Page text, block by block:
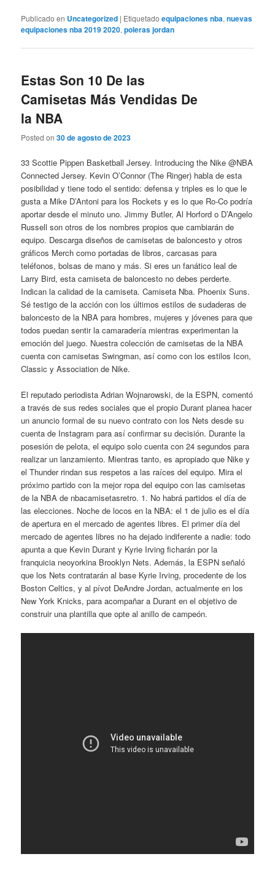
Publicado en Uncategorized | Etiquetado equipaciones nba,nuevas
equipaciones nba 2019 2020,poleras jordan
Estas Son 10 De las
Camisetas Más Vendidas De
la NBA
Posted on30 de agosto de 2023
33 Scottie Pippen Basketball Jersey. Introducing the Nike @NBA
Connected Jersey. Kevin O’Connor (The Ringer) habla de esta
posibilidad y tiene todo el sentido: defensa y triples es lo que le
gusta a Mike D’Antoni para los Rockets y es lo que Ro-Co podría
aportar desde el minuto uno. Jimmy Butler, Al Horford o D’Angelo
Russell son otros de los nombres propios que cambiarán de
equipo. Descarga diseños de camisetas de baloncesto y otros
gráficos Merch como portadas de libros, carcasas para
teléfonos, bolsas de mano y más. Si eres un fanático leal de
Larry Bird, esta camiseta de baloncesto no debes perderte.
Indican la calidad de la camiseta. Camiseta Nba. Phoenix Suns.
Sé testigo de la acción con los últimos estilos de sudaderas de
baloncesto de la NBA para hombres, mujeres y jóvenes para que
todos puedan sentir la camaradería mientras experimentan la
emoción del juego. Nuestra colección de camisetas de la NBA
cuenta con camisetas Swingman, así como con los estilos Icon,
Classic y Association de Nike.
El reputado periodista Adrian Wojnarowski, de la ESPN, comentó
a través de sus redes sociales que el propio Durant planea hacer
un anuncio formal de su nuevo contrato con los Nets desde su
cuenta de Instagram para así confirmar su decisión. Durante la
posesión de pelota, el equipo solo cuenta con 24 segundos para
realizar un lanzamiento. Mientras tanto, es apropiado que Nike y
el Thunder rindan sus respetos a las raíces del equipo. Mira el
próximo partido con la mejor ropa del equipo con las camisetas
de la NBA de nbacamisetasretro. 1. No habrá partidos el día de
las elecciones. Noche de locos en la NBA: el 1 de julio es el día
de apertura en el mercado de agentes libres. El primer día del
mercado de agentes libres no ha dejado indiferente a nadie: todo
apunta a que Kevin Durant y Kyrie Irving ficharán por la
franquicia neoyorkina Brooklyn Nets. Además, la ESPN señaló
que los Nets contratarán al base Kyrie Irving, procedente de los
Boston Celtics, y al pívot DeAndre Jordan, actualmente en los
New York Knicks, para acompañar a Durant en el objetivo de
construir una plantilla que opte al anillo de campeón.